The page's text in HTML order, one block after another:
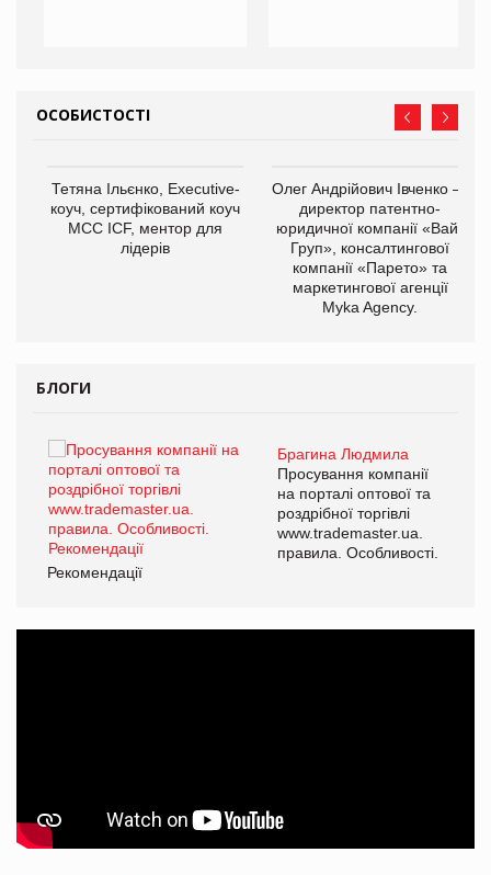
ОСОБИСТОСТІ
Тетяна Ільєнко, Executive-
коуч, сертифікований коуч
МСС ICF, ментор для
лідерів
Олег Андрійович Івченко —
директор патентно-
юридичної компанії «Вайз
Груп», консалтингової
компанії «Парето» та
маркетингової агенції
Myka Agency.
БЛОГИ
Брагина Людмила
Просування компанії
на порталі оптової та
роздрібної торгівлі
www.trademaster.ua.
правила. Особливості.
Рекомендації